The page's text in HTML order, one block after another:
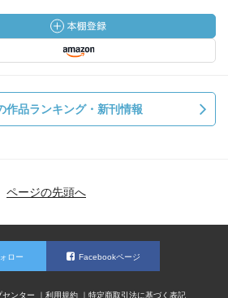
作品ランキング・新刊情報
ページの先頭へ
ロー Facebookページ
センター 利用規約 特定商取引法に基づく表記